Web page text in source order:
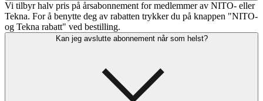
Vi tilbyr halv pris på årsabonnement for medlemmer av NITO- eller
Tekna. For å benytte deg av rabatten trykker du på knappen "NITO-
og Tekna rabatt" ved bestilling.
Kan jeg avslutte abonnement når som helst?